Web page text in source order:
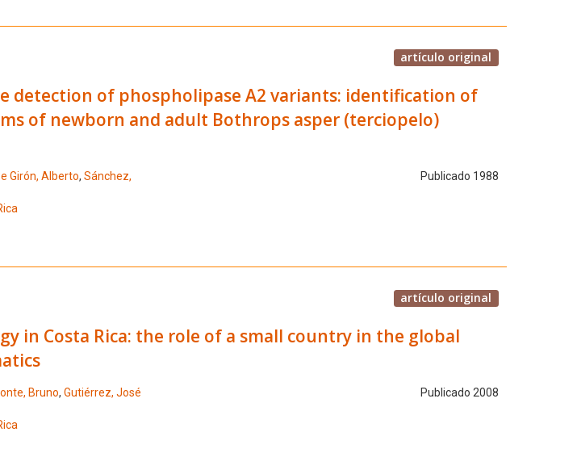
artículo original
detection of phospholipase A2 variants: identification of
of newborn and adult Bothrops asper (terciopelo)
Girón, Alberto, Sánchez,
Publicado 1988
artículo original
in Costa Rica: the role of a small country in the global
Bruno, Gutiérrez, José
Publicado 2008